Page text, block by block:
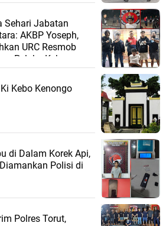
Sehari Jabatan
AKBP Yoseph,
URC Resmob
Pelaku Kekerasan
Umur
Kebo Kenongo
di Dalam Korek Api,
Polisi di
Polres Torut,